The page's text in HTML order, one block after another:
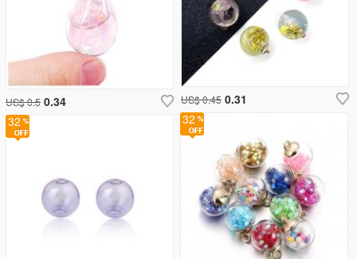
US$ 0.45 0.31
32
US$ 0.5 0.34
32